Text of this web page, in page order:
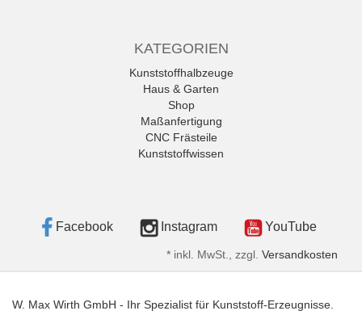
KATEGORIEN
Kunststoffhalbzeuge
Haus & Garten
Shop
Maßanfertigung
CNC Frästeile
Kunststoffwissen
Facebook Instagram YouTube
* inkl. MwSt., zzgl. Versandkosten
W. Max Wirth GmbH - Ihr Spezialist für Kunststoff-Erzeugnisse.